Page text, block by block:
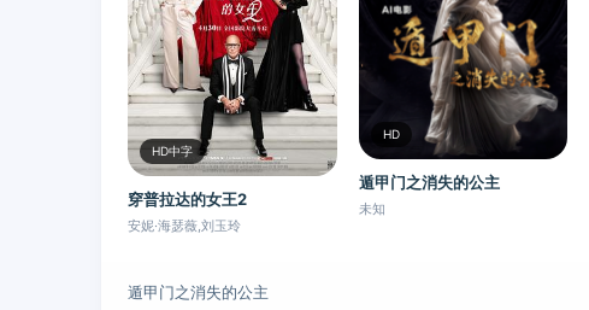
HD中字
穿普拉达的女王2
安妮·海瑟薇,刘玉玲
HD
遁甲门之消失的公主
未知
遁甲门之消失的公主